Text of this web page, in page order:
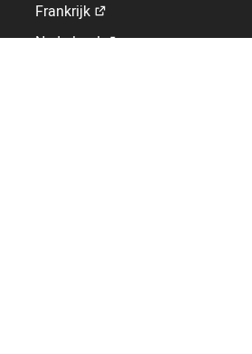
Frankrijk
Nederland